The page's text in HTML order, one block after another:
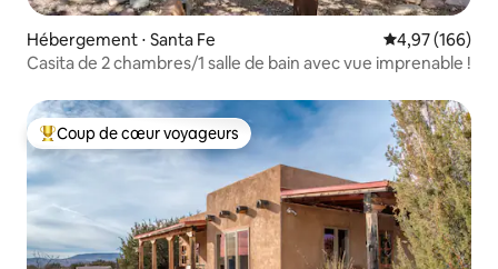
Hébergement ⋅ Santa Fe Évaluation
4,97 (166)
Casita de 2 chambres/1 salle de bain avec vue imprenable !
Coups de cœur voyageurs les plus appréciés
Coup de cœur voyageurs